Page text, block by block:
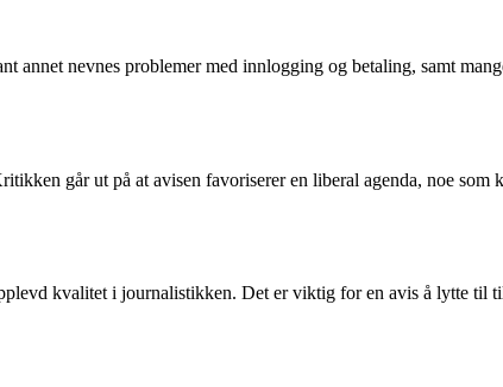
nevnes problemer med innlogging og betaling, samt
går ut på at avisen favoriserer en liberal agenda, noe som
kvalitet i journalistikken. Det er viktig for en avis å lytte til